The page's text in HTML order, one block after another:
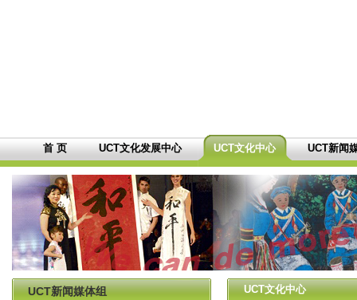
首 页 UCT文化发展中心 UCT文化中心 UCT新闻
UCT新闻媒体组 UCT文化中心